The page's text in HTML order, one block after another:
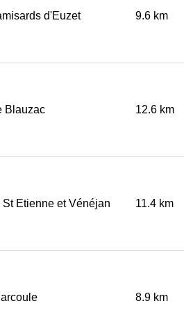
d'Euzet 9.6 km
Blauzac 12.6 km
St Etienne et Vénéjan 11.4 km
8.9 km